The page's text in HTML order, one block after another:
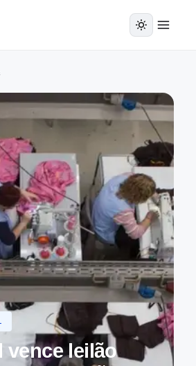
vence leilão